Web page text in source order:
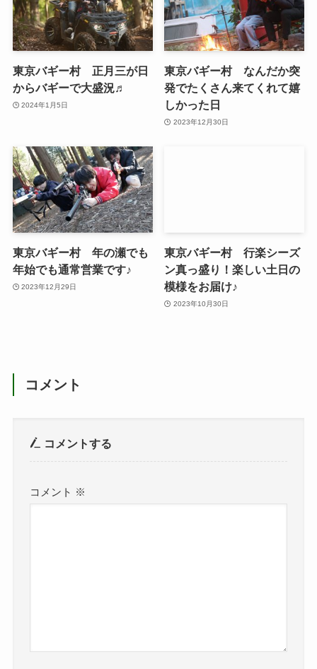
東京バギー村 正月三が日
からバギーで大盛況♬
2024年1月5日
東京バギー村 なんだか突
発でたくさん来てくれて嬉
しかった日
2023年12月30日
東京バギー村 年の瀬でも
年始でも通常営業です♪
2023年12月29日
東京バギー村 行楽シーズ
ン真っ盛り！楽しい土日の
模様をお届け♪
2023年10月30日
コメント
コメントする
コメント ※